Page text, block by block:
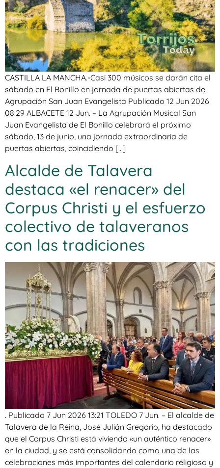
CASTILLA LA MANCHA.-Casi 300 músicos se darán cita el
sábado en El Bonillo en jornada de puertas abiertas de
Agrupación San Juan Evangelista Publicado 12 Jun 2026
08:29 ALBACETE 12 Jun. – La Agrupación Musical San
Juan Evangelista de El Bonillo celebrará el próximo
sábado, 13 de junio, una jornada extraordinaria de
puertas abiertas, coincidiendo […]
Alcalde de Talavera
destaca «el renacer» del
Corpus Christi y el esfuerzo
colectivo de talaveranos
con las tradiciones
. Publicado 7 Jun 2026 13:21 TOLEDO 7 Jun. – El alcalde de
Talavera de la Reina, José Julián Gregorio, ha destacado
que el Corpus Christi está viviendo «un auténtico renacer»
en la ciudad, y se está consolidando como una de las
celebraciones más importantes del calendario religioso y